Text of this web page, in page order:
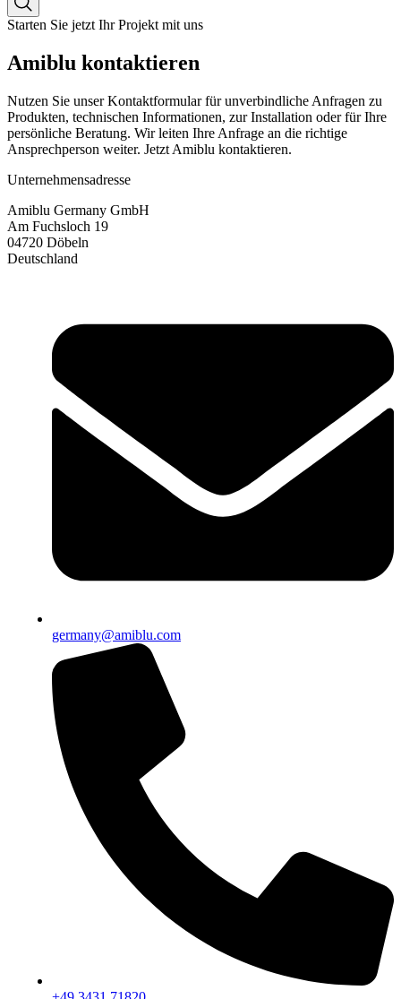
Starten Sie jetzt Ihr Projekt mit uns
Amiblu kontaktieren
Nutzen Sie unser Kontaktformular für unverbindliche Anfragen zu
Produkten, technischen Informationen, zur Installation oder für Ihre
persönliche Beratung. Wir leiten Ihre Anfrage an die richtige
Ansprechperson weiter. Jetzt Amiblu kontaktieren.
Unternehmensadresse
Amiblu Germany GmbH
Am Fuchsloch 19
04720 Döbeln
Deutschland
germany@amiblu.com